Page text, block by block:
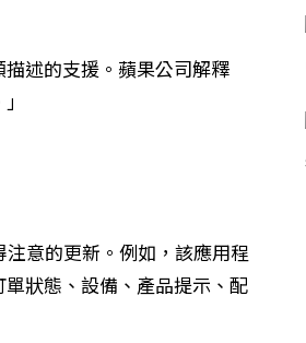
述的支援。蘋果公司解釋
意的更新。例如，該應用程
狀態、設備、產品提示、配